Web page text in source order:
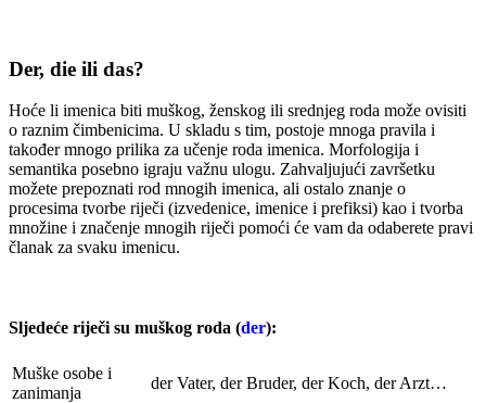
Der, die ili das?
Hoće li imenica biti muškog, ženskog ili srednjeg roda može ovisiti
o raznim čimbenicima. U skladu s tim, postoje mnoga pravila i
također mnogo prilika za učenje roda imenica. Morfologija i
semantika posebno igraju važnu ulogu. Zahvaljujući završetku
možete prepoznati rod mnogih imenica, ali ostalo znanje o
procesima tvorbe riječi (izvedenice, imenice i prefiksi) kao i tvorba
množine i značenje mnogih riječi pomoći će vam da odaberete pravi
članak za svaku imenicu.
Sljedeće riječi su muškog roda (der):
Muške osobe i
zanimanja
der Vater, der Bruder, der Koch, der Arzt…